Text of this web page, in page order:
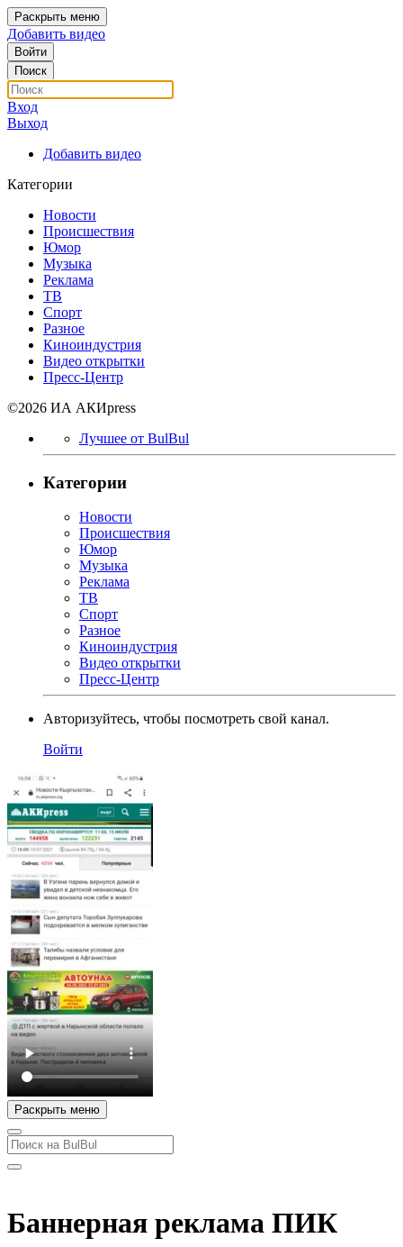
Раскрыть меню
Добавить видео
Войти
Поиск
Вход
Выход
Добавить видео
Категории
Новости
Происшествия
Юмор
Музыка
Реклама
ТВ
Спорт
Разное
Киноиндустрия
Видео открытки
Пресс-Центр
©2026 ИА АКИpress
Лучшее от BulBul
Категории
Новости
Происшествия
Юмор
Музыка
Реклама
ТВ
Спорт
Разное
Киноиндустрия
Видео открытки
Пресс-Центр
Авторизуйтесь, чтобы посмотреть свой канал.
Войти
Раскрыть меню
Баннерная реклама ПИК